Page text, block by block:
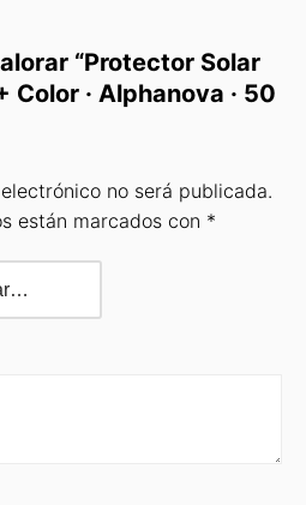
“Protector Solar
Color · Alphanova · 50
no será publicada.
están marcados con *